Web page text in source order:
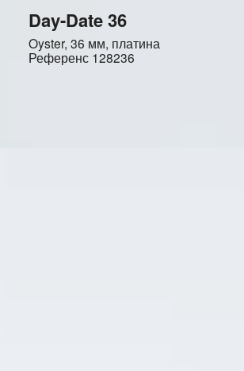
Day-Date 36
Oyster, 36 мм, платина
Референс 128236